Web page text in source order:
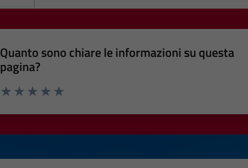
Quanto sono chiare le informazioni su questa
pagina?